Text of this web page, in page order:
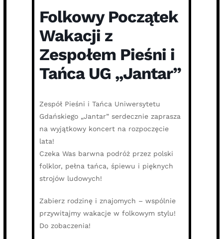
Folkowy Początek
Wakacji z
Zespołem Pieśni i
Tańca UG „Jantar”
Zespół Pieśni i Tańca Uniwersytetu
Gdańskiego „Jantar” serdecznie zaprasza
na wyjątkowy koncert na rozpoczęcie
lata!
Czeka Was barwna podróż przez polski
folklor, pełna tańca, śpiewu i pięknych
strojów ludowych!
Zabierz rodzinę i znajomych – wspólnie
przywitajmy wakacje w folkowym stylu!
Do zobaczenia!